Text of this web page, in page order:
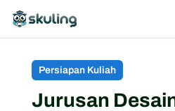
Persiapan Kuliah
Jurusan